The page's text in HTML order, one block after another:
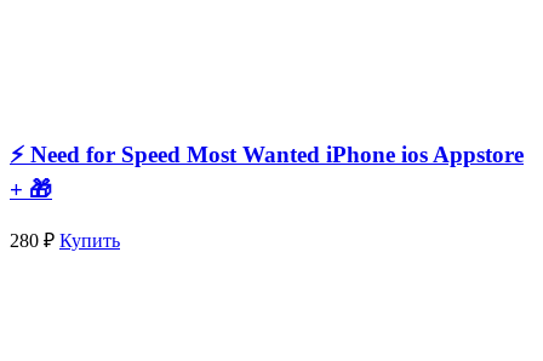
⚡️ Need for Speed Most Wanted iPhone ios Appstore
+ 🎁
280 ₽ Купить